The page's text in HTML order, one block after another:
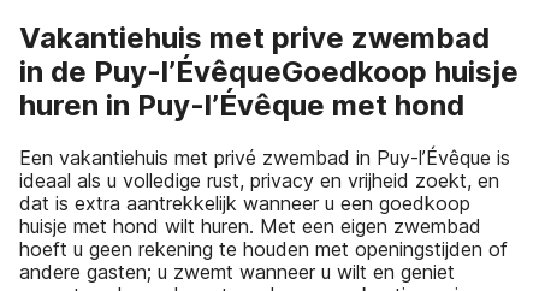
Vakantiehuis met prive zwembad
in de Puy-l’ÉvêqueGoedkoop huisje
huren in Puy-l’Évêque met hond
Een vakantiehuis met privé zwembad in Puy-l’Évêque is
ideaal als u volledige rust, privacy en vrijheid zoekt, en
dat is extra aantrekkelijk wanneer u een goedkoop
huisje met hond wilt huren. Met een eigen zwembad
hoeft u geen rekening te houden met openingstijden of
andere gasten; u zwemt wanneer u wilt en geniet